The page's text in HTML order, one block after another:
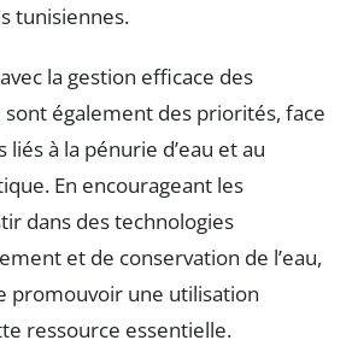
tunisiennes.
la gestion efficace des
sont également des priorités, face
à la pénurie d’eau et au
En encourageant les
dans des technologies
et de conservation de l’eau,
promouvoir une utilisation
ressource essentielle.